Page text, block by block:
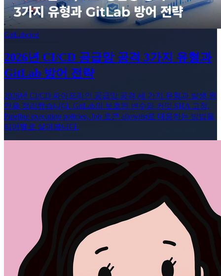
GitLabcicd
2026년 CI/CD 공급망 공격 3가지 유형과
GitLab 방어 전략
2026년 CI/CD 파이프라인 공급망 공격 세 가지 유형과 발생 원
인을 정리했습니다. GitLab의 보호된 변수와 커밋 SHA 고정,
Pipeline execution policies, Job 토큰 allowlist로 대응하는 방법을
티어별로 살펴봅니다.